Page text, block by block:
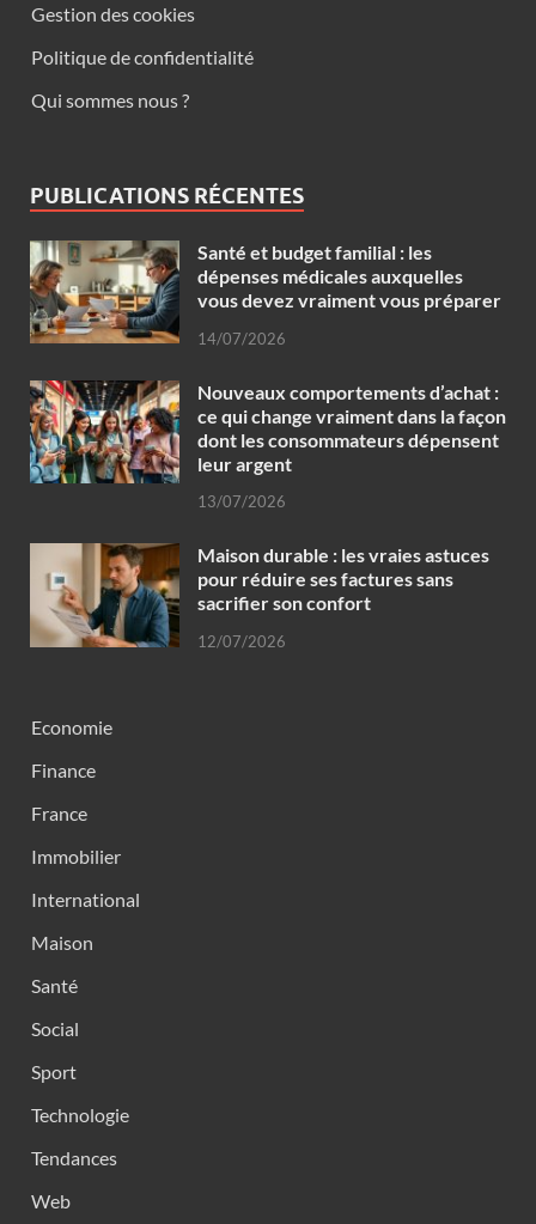
Gestion des cookies
Politique de confidentialité
Qui sommes nous ?
PUBLICATIONS RÉCENTES
Santé et budget familial : les
dépenses médicales auxquelles
vous devez vraiment vous préparer
14/07/2026
Nouveaux comportements d’achat :
ce qui change vraiment dans la façon
dont les consommateurs dépensent
leur argent
13/07/2026
Maison durable : les vraies astuces
pour réduire ses factures sans
sacrifier son confort
12/07/2026
Economie
Finance
France
Immobilier
International
Maison
Santé
Social
Sport
Technologie
Tendances
Web